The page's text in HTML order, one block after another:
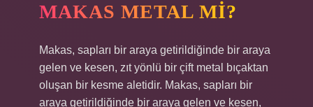
MAKAS METAL MI?
Makas, sapları bir araya getirildiğinde bir araya
gelen ve kesen, zıt yönlü bir çift metal bıçaktan
oluşan bir kesme aletidir. Makas, sapları bir
araya getirildiğinde bir araya gelen ve kesen,